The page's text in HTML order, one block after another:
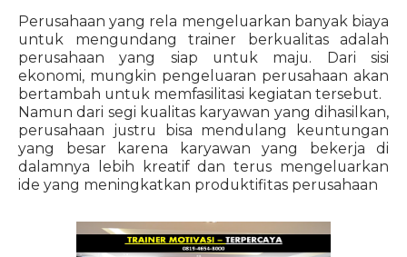
Perusahaan yang rela mengeluarkan banyak biaya
untuk mengundang trainer berkualitas adalah
perusahaan yang siap untuk maju. Dari sisi
ekonomi, mungkin pengeluaran perusahaan akan
bertambah untuk memfasilitasi kegiatan tersebut.
Namun dari segi kualitas karyawan yang dihasilkan,
perusahaan justru bisa mendulang keuntungan
yang besar karena karyawan yang bekerja di
dalamnya lebih kreatif dan terus mengeluarkan
ide yang meningkatkan produktifitas perusahaan